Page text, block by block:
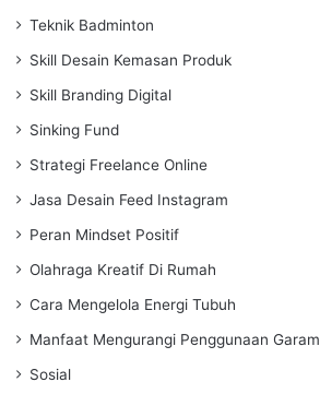
Teknik Badminton
Skill Desain Kemasan Produk
Skill Branding Digital
Sinking Fund
Strategi Freelance Online
Jasa Desain Feed Instagram
Peran Mindset Positif
Olahraga Kreatif Di Rumah
Cara Mengelola Energi Tubuh
Manfaat Mengurangi Penggunaan Garam
Sosial